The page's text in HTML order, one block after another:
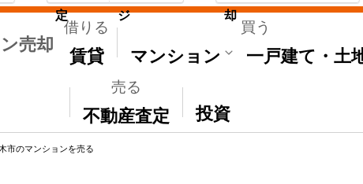
売却
借りる
賃貸
買う
マンション 一戸建て・土
売る
不動産査定
その他
投資
定 ジ 却
市のマンションを売る